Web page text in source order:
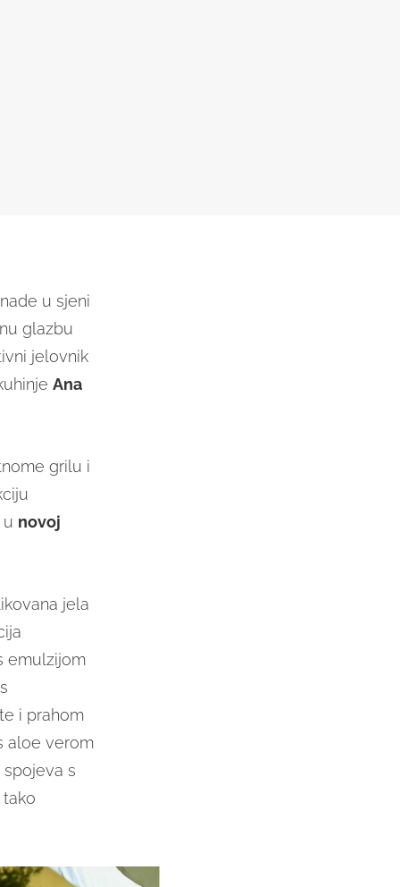
u sjeni
glazbu
jelovnik
Ana
grilu i
u novoj
jela
emulzijom
i prahom
aloe verom
s